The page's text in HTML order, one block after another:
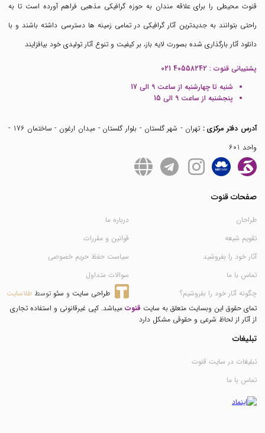
قنوت محیطی را برای علاقه مندان به حوزه گرافیکی مذهبی فراهم آورده است تا به
راحتی بتوانند به جدیدترین آثار گرافیکی در تمامی زمینه ها دسترسی داشته باشند و با
دانلود آثار بارگذاری شده بصورت لایه باز، بر کیفیت و تنوع آثار تولیدی خود بیافزایند
پشتیبانی قنوت : 021 40558242
شنبه تا چهارشنبه از ساعت 9 الی 17
پنجشنبه از ساعت 9 الی 15
آدرس دفتر مرکزی :
تهران - شهر گلستان - بلوار گلستان - میدان ارغون - ساختمان 176 -
واحد 601
صفحات قنوت
طراحان
تقویم شیعه
آثار خود را بفروشید
تماس با ما
چگونه آثار خود را بفروشیم؟
درباره ما
قوانین و مقررات
سیاست حفظ حریم خصوصی
سوالات متداول
طراحی سایت و سئو توسط طلاسایت
تمای حقوق این وبسایت متعلق به سایت قنوت میباشد. کپی غیرقانونی و استفاده تجاری
از آثار از لحاظ شرعی و حقوقی مشکل دارد
تبلیغات
تبلیغات در سایت قنوت
تماس با ما